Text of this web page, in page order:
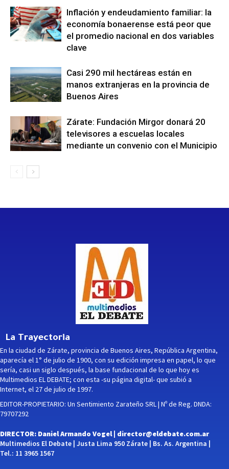
Inflación y endeudamiento familiar: la
economía bonaerense está peor que
el promedio nacional en dos variables
clave
Casi 290 mil hectáreas están en
manos extranjeras en la provincia de
Buenos Aires
Zárate: Fundación Mirgor donará 20
televisores a escuelas locales
mediante un convenio con el Municipio
La Trayectoria
En la ciudad de Zárate, provincia de Buenos Aires, República Argentina,
aparecía el 1° de julio de 1900, con su edición impresa en papel, lo que
sería, casi un siglo después, la base fundacional de lo que hoy es
Multimedios EL DEBATE; con esta -su página digital- que subió a
Internet, el 27 de julio de 1997.
EDITOR-PROPIETARIO: Un Sentimiento Zarateño SRL | Nº de Reg. DNDA:
79707292
DIRECTOR: Daniel Armando Vogel | director@eldebate.com.ar
Multimedios El Debate | Justa Lima 950 Zárate | Bs. As. Argentina |
Tel.: 11 3965 1567